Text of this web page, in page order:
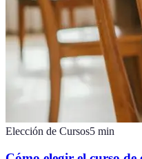
Elección de Cursos5 min